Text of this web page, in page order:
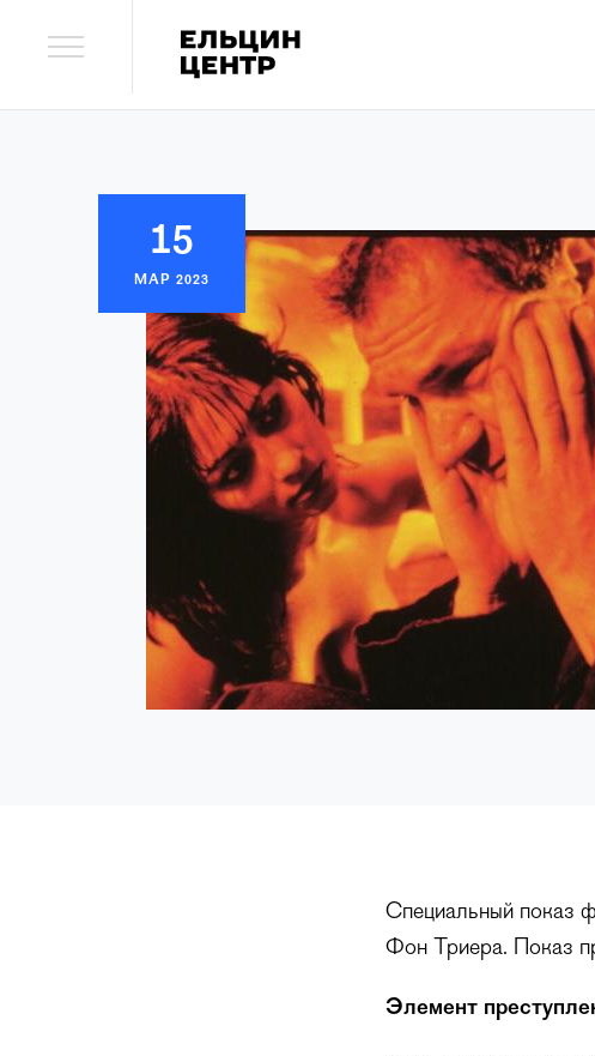
15
МАР 2023
Специальный показ
Фон Триера. Показ
Элемент